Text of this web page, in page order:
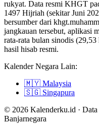
rukyat. Data resmi KHGT
1497 Hijriah (sekitar Juni
bersumber dari
jangkauan tersebut, aplikasi
rata-rata bulan sinodis
hasil hisab resmi.
Kalender Negara Lain:
🇲🇾 Malaysia
🇸🇬 Singapura
© 2026 Kalenderku.id ·
Banjarnegara